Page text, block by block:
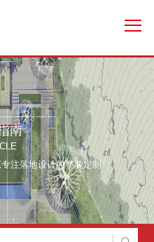
南
注落地设计的整装定制